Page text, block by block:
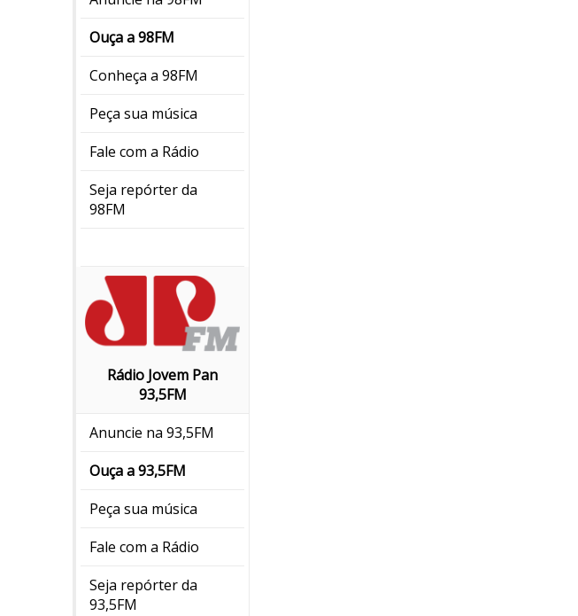
Ouça a 98FM
Conheça a 98FM
Peça sua música
Fale com a Rádio
Seja repórter da
98FM
Rádio Jovem Pan
93,5FM
Anuncie na 93,5FM
Ouça a 93,5FM
Peça sua música
Fale com a Rádio
Seja repórter da
93,5FM